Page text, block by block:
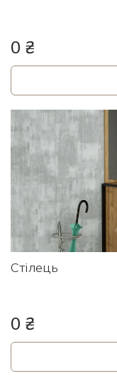
0 ₴
Стілець
0 ₴